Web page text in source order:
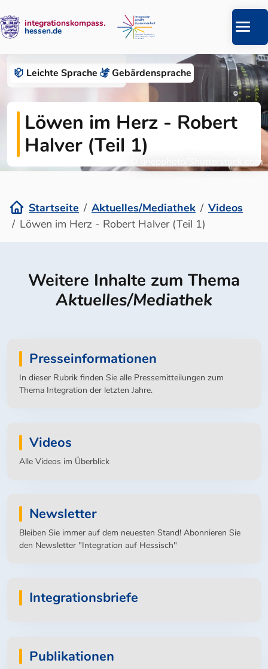
Leichte Sprache Gebärden­sprache
integrationskompass.
hessen.de
Aktuelles/Mediathek
Löwen im Herz - Robert
Halver (Teil 1)
© gnepphoto/Shutterstock.com
Startseite Aktuelles/Mediathek
Videos
Löwen im Herz - Robert Halver (Teil 1)
Weitere Inhalte zum Thema
Aktuelles/Mediathek
Presseinformationen
In dieser Rubrik finden Sie alle Pressemitteilungen zum
Thema Integration der letzten Jahre.
Videos
Alle Videos im Überblick
Newsletter
Bleiben Sie immer auf dem neuesten Stand! Abonnieren Sie
den Newsletter "Integration auf Hessisch"
Integrationsbriefe
Publikationen